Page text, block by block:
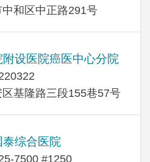
和区中正路291号
设医院癌医中心分院
基隆路三段155巷57号
综合医院
7500 #1250